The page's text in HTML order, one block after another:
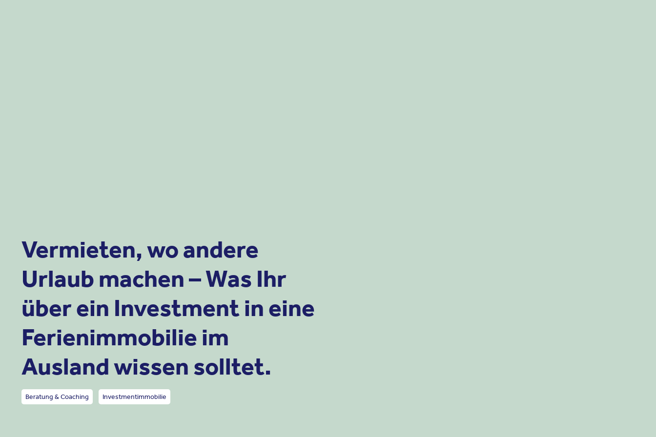
Vermieten, wo andere
Urlaub machen – Was Ihr
über ein Investment in eine
Ferienimmobilie im
Ausland wissen solltet.
Beratung & Coaching Investmentimmobilie